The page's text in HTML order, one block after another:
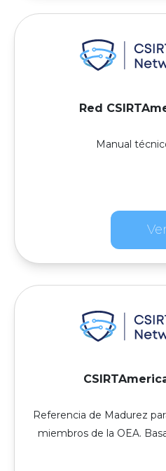
Red
Manual
Referencia de Madurez
miembros de la OEA.